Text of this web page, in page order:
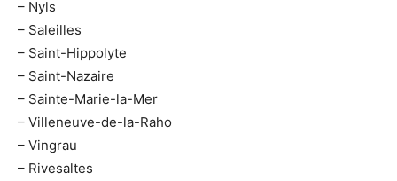
– Nyls
– Saleilles
– Saint-Hippolyte
– Saint-Nazaire
– Sainte-Marie-la-Mer
– Villeneuve-de-la-Raho
– Vingrau
– Rivesaltes